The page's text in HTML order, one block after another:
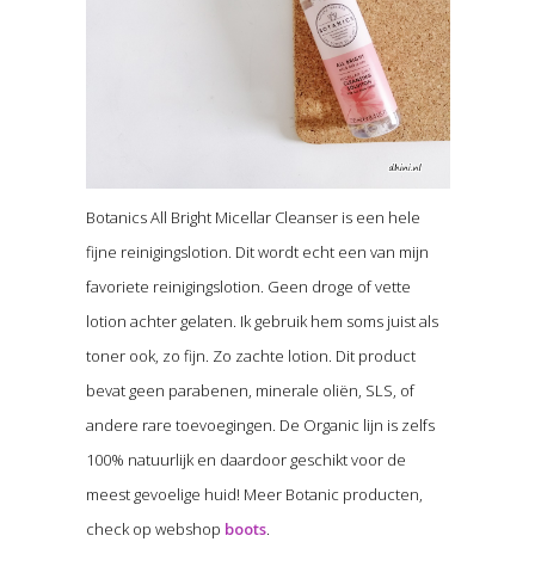
Botanics All Bright Micellar Cleanser is een hele
fijne reinigingslotion. Dit wordt echt een van mijn
favoriete reinigingslotion. Geen droge of vette
lotion achter gelaten. Ik gebruik hem soms juist als
toner ook, zo fijn. Zo zachte lotion. Dit product
bevat geen parabenen, minerale oliën, SLS, of
andere rare toevoegingen. De Organic lijn is zelfs
100% natuurlijk en daardoor geschikt voor de
meest gevoelige huid! Meer Botanic producten,
check op webshop boots.